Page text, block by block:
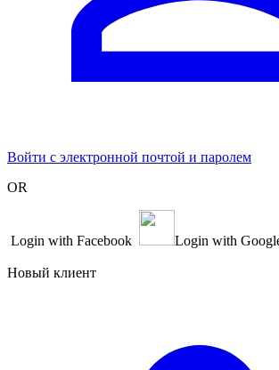
Войти с электронной почтой и паролем
OR
Login with Facebook Login with
Новый клиент